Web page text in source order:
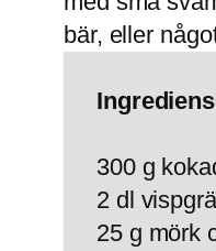
bär, eller
300 g
2 dl
25 g mörk